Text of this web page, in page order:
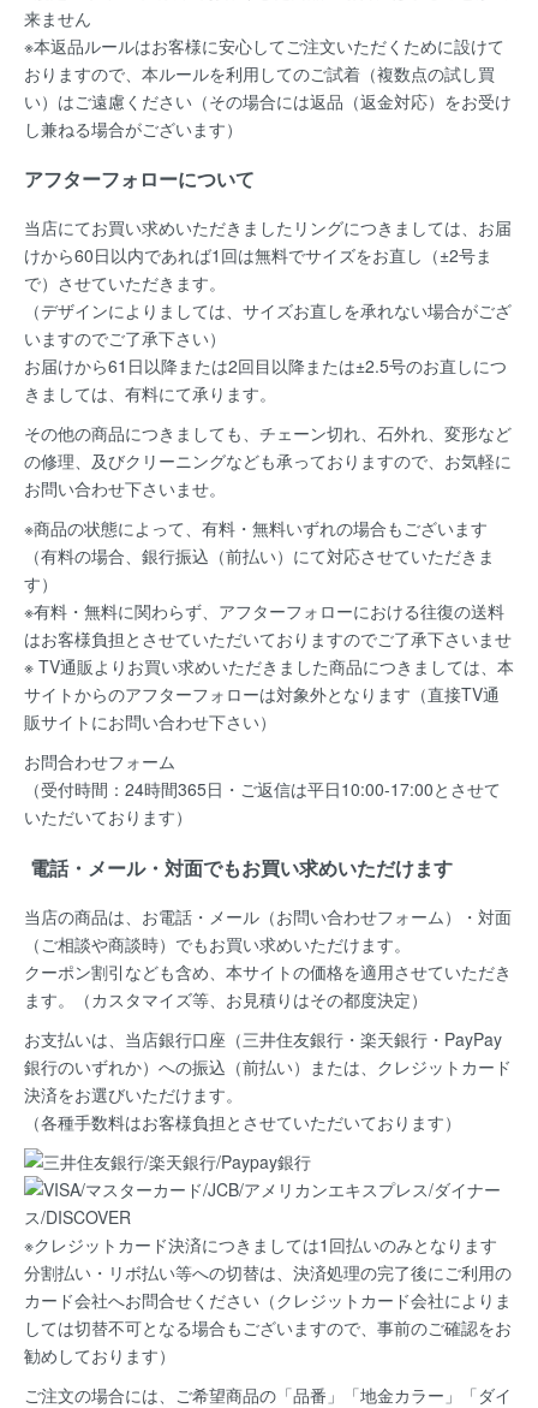
来ません
※本返品ルールはお客様に安心してご注文いただくために設けて
おりますので、本ルールを利用してのご試着（複数点の試し買
い）はご遠慮ください（その場合には返品（返金対応）をお受け
し兼ねる場合がございます）
アフターフォローについて
当店にてお買い求めいただきましたリングにつきましては、お届
けから60日以内であれば1回は無料でサイズをお直し（±2号ま
で）させていただきます。
（デザインによりましては、サイズお直しを承れない場合がござ
いますのでご了承下さい）
お届けから61日以降または2回目以降または±2.5号のお直しにつ
きましては、有料にて承ります。
その他の商品につきましても、チェーン切れ、石外れ、変形など
の修理、及びクリーニングなども承っておりますので、お気軽に
お問い合わせ下さいませ。
※商品の状態によって、有料・無料いずれの場合もございます
（有料の場合、銀行振込（前払い）にて対応させていただきま
す）
※有料・無料に関わらず、アフターフォローにおける往復の送料
はお客様負担とさせていただいておりますのでご了承下さいませ
※ TV通販よりお買い求めいただきました商品につきましては、本
サイトからのアフターフォローは対象外となります（直接TV通
販サイトにお問い合わせ下さい）
お問合わせフォーム
（受付時間：24時間365日・ご返信は平日10:00-17:00とさせて
いただいております）
電話・メール・対面でもお買い求めいただけます
当店の商品は、お電話・メール（お問い合わせフォーム）・対面
（ご相談や商談時）でもお買い求めいただけます。
クーポン割引なども含め、本サイトの価格を適用させていただき
ます。（カスタマイズ等、お見積りはその都度決定）
お支払いは、当店銀行口座（三井住友銀行・楽天銀行・PayPay
銀行のいずれか）への振込（前払い）または、クレジットカード
決済をお選びいただけます。
（各種手数料はお客様負担とさせていただいております）
※クレジットカード決済につきましては1回払いのみとなります
分割払い・リボ払い等への切替は、決済処理の完了後にご利用の
カード会社へお問合せください（クレジットカード会社によりま
しては切替不可となる場合もございますので、事前のご確認をお
勧めしております）
ご注文の場合には、ご希望商品の 「品番」「地金カラー」「ダイ